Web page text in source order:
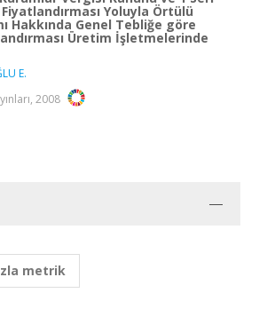
Yoluyla Örtülü
Hakkında Genel Tebliğe göre
Üretim İşletmelerinde
E.
2008
metrik